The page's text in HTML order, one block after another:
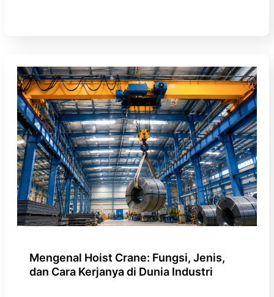
Mengenal Hoist Crane: Fungsi, Jenis,
dan Cara Kerjanya di Dunia Industri